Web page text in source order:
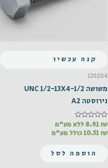
קנה עכשיו
120204
משושה UNC 1/2-13X4-1/2
נירוסטה A2
דורג
מתוך
8.91 ₪
ללא מע"מ
10.51 ₪ כולל מע"מ
הוספה לסל